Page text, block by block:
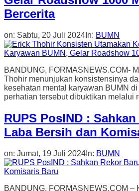
Bercerita
on: Sabtu, 20 Juli 2024 In: BUMN
BANDUNG, FORMASNEWS.COM-
Thohir menunjukan konsistensinya
kesehatan mental karyawan BUMN
perhatian tersebut dibuktikan melalui
RUPS PosIND :
Laba Bersih dan
on: Jumat, 19 Juli 2024 In: BUMN
BANDUNG, FORMASNEWS.COM –